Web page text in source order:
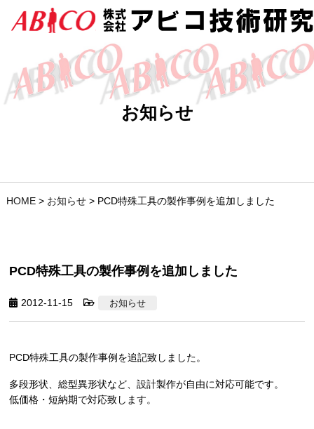
お知らせ
HOME> お知らせ> PCD特殊工具の製作事例を追加しました
PCD特殊工具の製作事例を追加しました
2012-11-15 お知らせ
PCD特殊工具の製作事例を追記致しました。
多段形状、総型異形状など、設計製作が自由に対応可能です。
低価格・短納期で対応致します。